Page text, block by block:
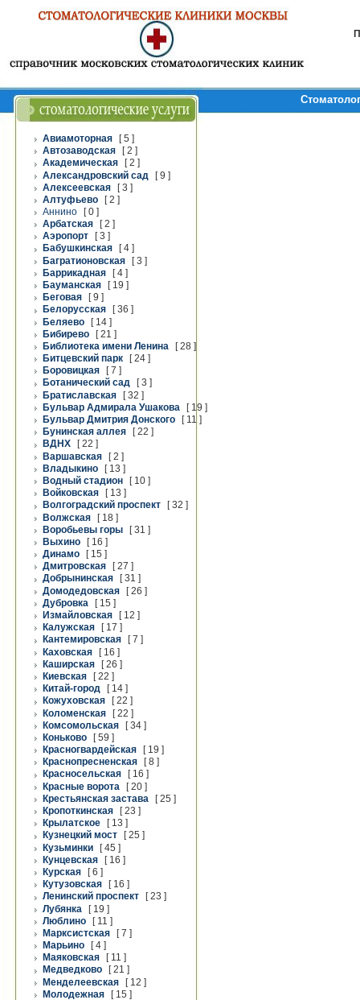
Авиамоторная
[ 5 ]
Автозаводская
[ 2 ]
Академическая
[ 2 ]
Александровский сад
[ 9 ]
Алексеевская
[ 3 ]
Алтуфьево
[ 2 ]
Аннино
[ 0 ]
Арбатская
[ 2 ]
Аэропорт
[ 3 ]
Бабушкинская
[ 4 ]
Багратионовская
[ 3 ]
Баррикадная
[ 4 ]
Бауманская
[ 19 ]
Беговая
[ 9 ]
Белорусская
[ 36 ]
Беляево
[ 14 ]
Бибирево
[ 21 ]
Библиотека имени Ленина
[ 28 ]
Битцевский парк
[ 24 ]
Боровицкая
[ 7 ]
Ботанический сад
[ 3 ]
Братиславская
[ 32 ]
Бульвар Адмирала Ушакова
[ 19 ]
Бульвар Дмитрия Донского
[ 11 ]
Бунинская аллея
[ 22 ]
ВДНХ
[ 22 ]
Варшавская
[ 2 ]
Владыкино
[ 13 ]
Водный стадион
[ 10 ]
Войковская
[ 13 ]
Волгоградский проспект
[ 32 ]
Волжская
[ 18 ]
Воробьевы горы
[ 31 ]
Выхино
[ 16 ]
Динамо
[ 15 ]
Дмитровская
[ 27 ]
Добрынинская
[ 31 ]
Домодедовская
[ 26 ]
Дубровка
[ 15 ]
Измайловская
[ 12 ]
Калужская
[ 17 ]
Кантемировская
[ 7 ]
Каховская
[ 16 ]
Каширская
[ 26 ]
Киевская
[ 22 ]
Китай-город
[ 14 ]
Кожуховская
[ 22 ]
Коломенская
[ 22 ]
Комсомольская
[ 34 ]
Коньково
[ 59 ]
Красногвардейская
[ 19 ]
Краснопресненская
[ 8 ]
Красносельская
[ 16 ]
Красные ворота
[ 20 ]
Крестьянская застава
[ 25 ]
Кропоткинская
[ 23 ]
Крылатское
[ 13 ]
Кузнецкий мост
[ 25 ]
Кузьминки
[ 45 ]
Кунцевская
[ 16 ]
Курская
[ 6 ]
Кутузовская
[ 16 ]
Ленинский проспект
[ 23 ]
Лубянка
[ 19 ]
Люблино
[ 11 ]
Марксистская
[ 7 ]
Марьино
[ 4 ]
Маяковская
[ 11 ]
Медведково
[ 21 ]
Менделеевская
[ 12 ]
Молодежная
[ 15 ]